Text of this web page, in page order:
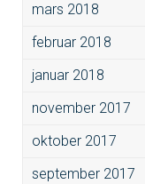
mars 2018
februar 2018
januar 2018
november 2017
oktober 2017
september 2017